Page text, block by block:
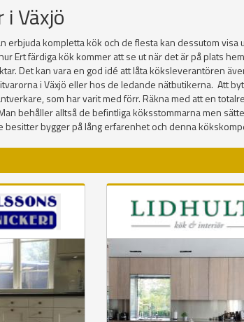
Växjö
kompletta kök och de flesta kan dessutom
Ert färdiga kök kommer att se ut när det är på plats
Det kan vara en god idé att låta köksleverantören
i Växjö eller hos de ledande nätbutikerna. Att
som har varit med förr. Räkna med att en
behåller alltså de befintliga köksstommarna men
bygger på lång erfarenhet och denna